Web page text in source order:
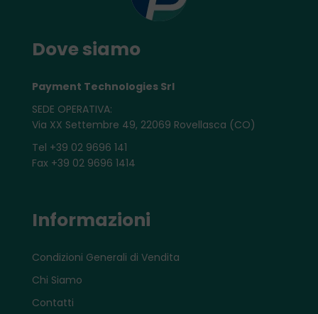
Dove siamo
Payment Technologies Srl
SEDE OPERATIVA:
Via XX Settembre 49, 22069 Rovellasca (CO)
Tel +39 02 9696 141
Fax +39 02 9696 1414
Informazioni
Condizioni Generali di Vendita
Chi Siamo
Contatti